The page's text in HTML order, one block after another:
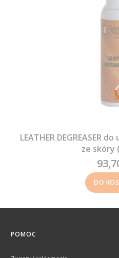
LEATHER DEGREASER
ze skóry
DO
Linki w stopce
POMOC